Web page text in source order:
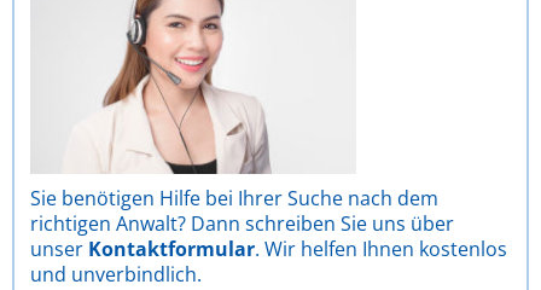
Sie benötigen Hilfe bei Ihrer Suche nach dem
richtigen Anwalt? Dann schreiben Sie uns über
unser Kontaktformular. Wir helfen Ihnen kostenlos
und unverbindlich.